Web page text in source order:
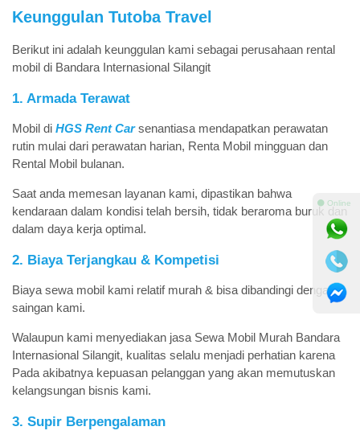
Keunggulan Tutoba Travel
Berikut ini adalah keunggulan kami sebagai perusahaan rental
mobil di Bandara Internasional Silangit
1. Armada Terawat
Mobil di HGS Rent Carsenantiasa mendapatkan perawatan
rutin mulai dari perawatan harian, Renta Mobil mingguan dan
Rental Mobil bulanan.
Saat anda memesan layanan kami, dipastikan bahwa
kendaraan dalam kondisi telah bersih, tidak beraroma buruk dan
dalam daya kerja optimal.
2. Biaya Terjangkau & Kompetisi
Biaya sewa mobil kami relatif murah & bisa dibandingi dengan
saingan kami.
Walaupun kami menyediakan jasa Sewa Mobil Murah Bandara
Internasional Silangit, kualitas selalu menjadi perhatian karena
Pada akibatnya kepuasan pelanggan yang akan memutuskan
kelangsungan bisnis kami.
3. Supir Berpengalaman
⚫ Online